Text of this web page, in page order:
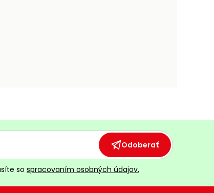
Odoberať
so spracovaním osobných údajov.